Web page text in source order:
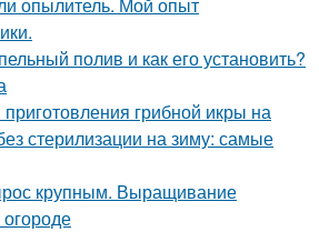
полив и как его установить?
грибной икры на
стерилизации на зиму: самые
крупным. Выращивание
огороде